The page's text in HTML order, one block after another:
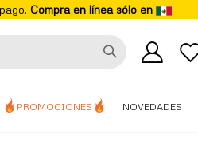
Compra en línea sólo en
PROMOCIONES NOVEDADES